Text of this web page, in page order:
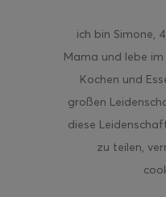
ich bin Simone,
Mama und lebe
Kochen und
großen
diese
zu teilen,